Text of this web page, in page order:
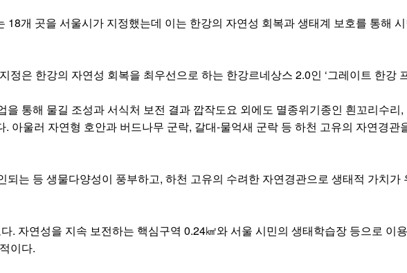
18개 곳을 서울시가 지정했는데 이는 한강의 자연성 회복과 생태계 보호를 통해
정은 한강의 자연성 회복을 최우선으로 하는 한강르네상스 2.0인 ‘그레이트 한강
통해 물길 조성과 서식처 보전 결과 깝작도요 외에도 멸종위기종인 흰꼬리수리
아울러 자연형 호안과 버드나무 군락, 갈대-물억새 군락 등 하천 고유의 자연경
는 등 생물다양성이 풍부하고, 하천 고유의 수려한 자연경관으로 생태적 가치
. 자연성을 지속 보전하는 핵심구역 0.24㎢와 서울 시민의 생태학습장 등으로 이
이다.